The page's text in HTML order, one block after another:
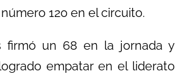
120 en el circuito.
firmó un 68 en la jornada y
empatar en el liderato